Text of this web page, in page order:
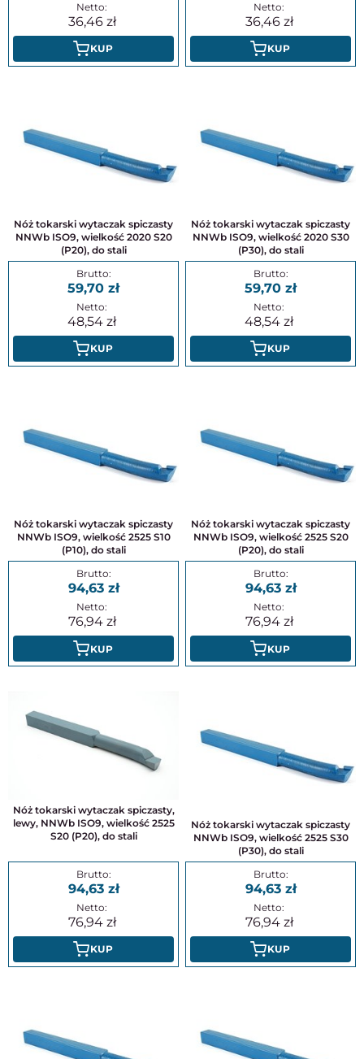
36,46
KUP
36,46
KUP
Nóż tokarski wytaczak spiczasty
NNWb ISO9, wielkość 2020 S20
(P20), do stali
59,70
48,54
KUP
Nóż tokarski wytaczak spiczasty
NNWb ISO9, wielkość 2020 S30
(P30), do stali
59,70
48,54
KUP
Nóż tokarski wytaczak spiczasty
NNWb ISO9, wielkość 2525 S10
(P10), do stali
94,63
76,94
KUP
Nóż tokarski wytaczak spiczasty
NNWb ISO9, wielkość 2525 S20
(P20), do stali
94,63
76,94
KUP
Nóż tokarski wytaczak spiczasty,
lewy, NNWb ISO9, wielkość 2525
S20 (P20), do stali
94,63
76,94
KUP
Nóż tokarski wytaczak spiczasty
NNWb ISO9, wielkość 2525 S30
(P30), do stali
94,63
76,94
KUP